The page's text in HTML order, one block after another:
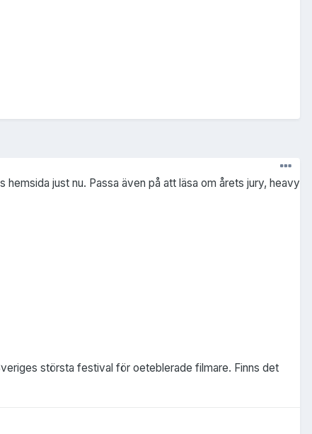
just nu. Passa även på att läsa om årets jury, heavy
största festival för oeteblerade filmare. Finns det